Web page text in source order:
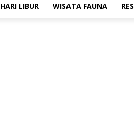
HARI LIBUR WISATA FAUNA